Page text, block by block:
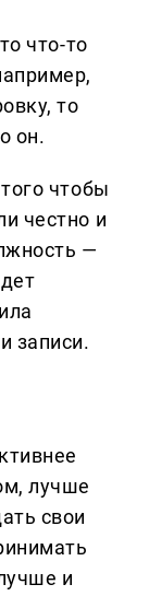
что-то
то
он.
чтобы
честно и
—
записи.
лучше
свои
и